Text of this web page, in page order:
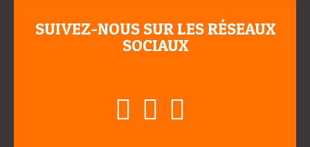
SUIVEZ-NOUS SUR LES RÉSEAUX
SOCIAUX